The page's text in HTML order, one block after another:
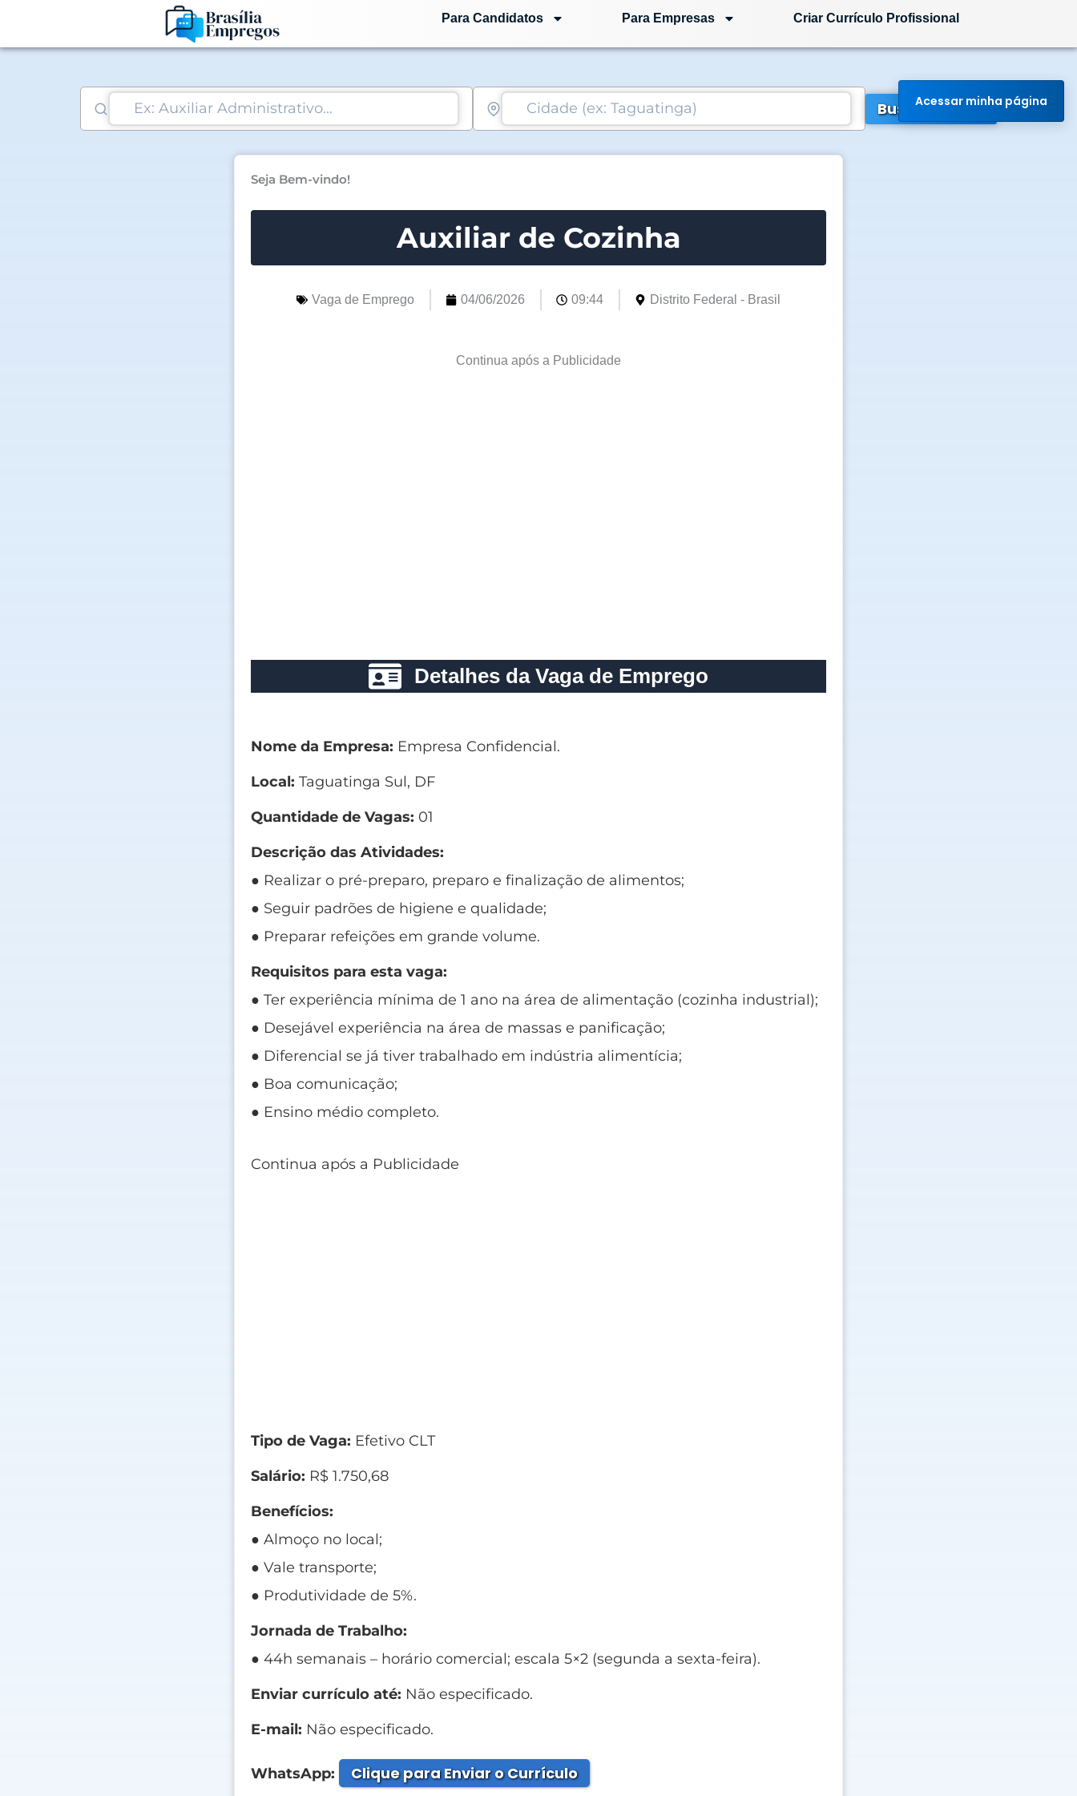
o
Para Candidatos Para Empresas Criar Currículo Profissional
Buscar Vagas
Seja Bem-vindo!
Auxiliar de Cozinha
Vaga de Emprego 04/06/2026 09:44 Distrito Federal - Brasil
Continua após a Publicidade
Detalhes da Vaga de Emprego
Nome da Empresa: Empresa Confidencial.
Local: Taguatinga Sul, DF
Quantidade de Vagas: 01
Descrição das Atividades:
● Realizar o pré-preparo, preparo e finalização de alimentos;
● Seguir padrões de higiene e qualidade;
● Preparar refeições em grande volume.
Requisitos para esta vaga:
● Ter experiência mínima de 1 ano na área de alimentação (cozinha industrial);
● Desejável experiência na área de massas e panificação;
● Diferencial se já tiver trabalhado em indústria alimentícia;
● Boa comunicação;
● Ensino médio completo.
Continua após a Publicidade
Tipo de Vaga: Efetivo CLT
Salário: R$ 1.750,68
Benefícios:
● Almoço no local;
● Vale transporte;
● Produtividade de 5%.
Jornada de Trabalho:
● 44h semanais – horário comercial; escala 5×2 (segunda a sexta-feira).
Enviar currículo até: Não especificado.
E-mail: Não especificado.
WhatsApp: Clique para Enviar o Currículo
Acessar minha página